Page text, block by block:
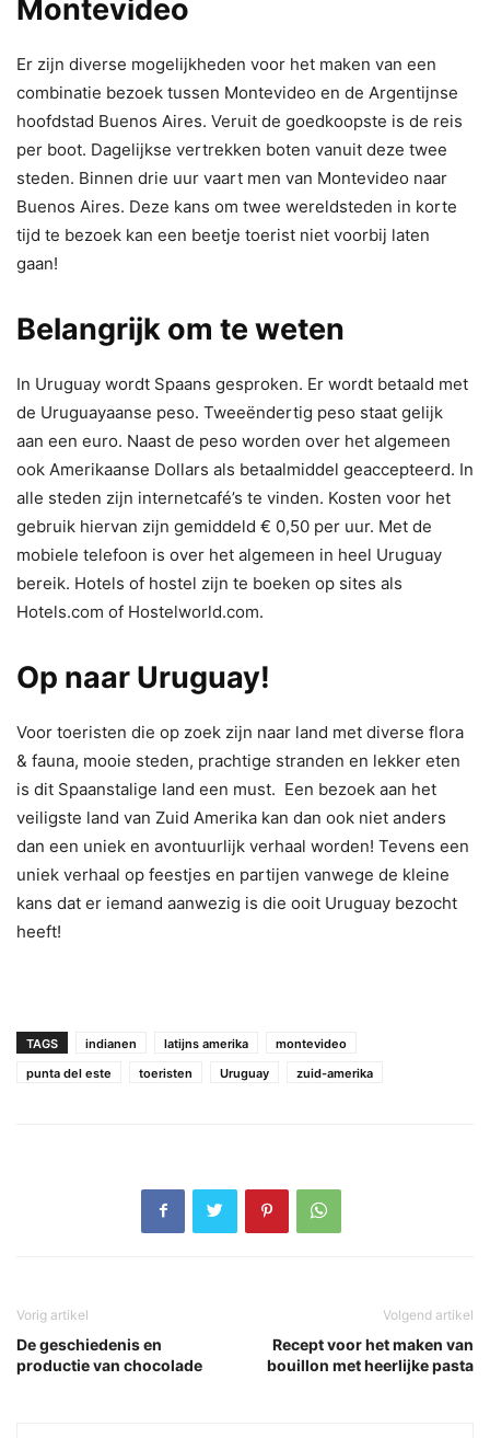
Montevideo
Er zijn diverse mogelijkheden voor het maken van een
combinatie bezoek tussen Montevideo en de Argentijnse
hoofdstad Buenos Aires. Veruit de goedkoopste is de reis
per boot. Dagelijkse vertrekken boten vanuit deze twee
steden. Binnen drie uur vaart men van Montevideo naar
Buenos Aires. Deze kans om twee wereldsteden in korte
tijd te bezoek kan een beetje toerist niet voorbij laten
gaan!
Belangrijk om te weten
In Uruguay wordt Spaans gesproken. Er wordt betaald met
de Uruguayaanse peso. Tweeëndertig peso staat gelijk
aan een euro. Naast de peso worden over het algemeen
ook Amerikaanse Dollars als betaalmiddel geaccepteerd. In
alle steden zijn internetcafé’s te vinden. Kosten voor het
gebruik hiervan zijn gemiddeld € 0,50 per uur. Met de
mobiele telefoon is over het algemeen in heel Uruguay
bereik. Hotels of hostel zijn te boeken op sites als
Hotels.com of Hostelworld.com.
Op naar Uruguay!
Voor toeristen die op zoek zijn naar land met diverse flora
& fauna, mooie steden, prachtige stranden en lekker eten
is dit Spaanstalige land een must. Een bezoek aan het
veiligste land van Zuid Amerika kan dan ook niet anders
dan een uniek en avontuurlijk verhaal worden! Tevens een
uniek verhaal op feestjes en partijen vanwege de kleine
kans dat er iemand aanwezig is die ooit Uruguay bezocht
heeft!
TAGS indianen latijns amerika
montevideo
punta del este
toeristen Uruguay zuid-amerika
Vorig artikel
De geschiedenis en
productie van chocolade
Volgend artikel
Recept voor het maken van
bouillon met heerlijke pasta